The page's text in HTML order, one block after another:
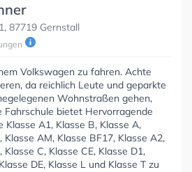
87719 Gernstall
Volkswagen zu fahren. Achte
da reichlich Leute und geparkte
Wohnstraßen gehen,
Fahrschule bietet Hervorragende
Klasse A1, Klasse B, Klasse A,
Klasse AM, Klasse BF17, Klasse A2,
Klasse C, Klasse CE, Klasse D1,
DE, Klasse L und Klasse T zu